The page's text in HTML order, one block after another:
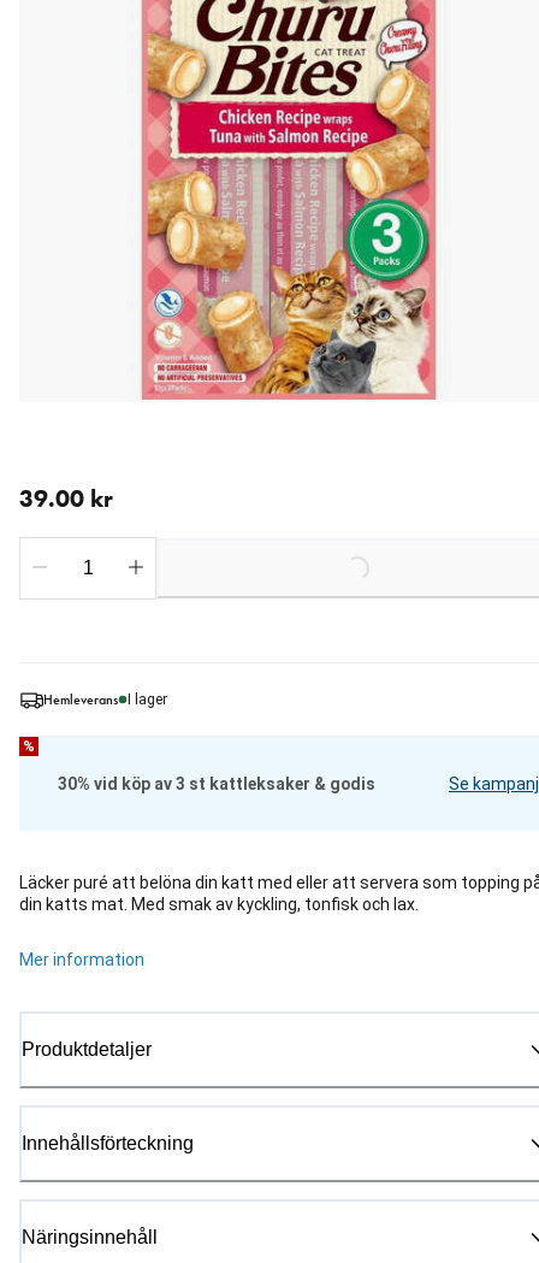
Hemleverans I lager
%
30% vid köp av 3 st kattleksaker & godis Se kampanj
Läcker puré att belöna din katt med eller att servera som topping
din katts mat. Med smak av kyckling, tonfisk och lax.
Mer information
Produktdetaljer
Innehållsförteckning
Näringsinnehåll
39.00 kr
Loading...